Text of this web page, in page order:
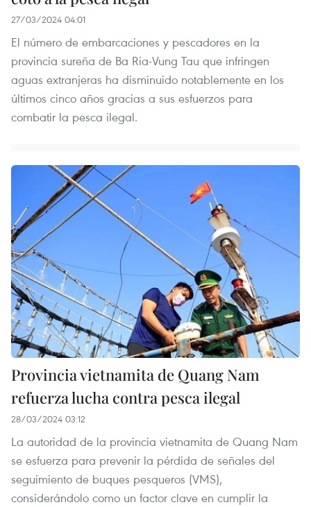
27/03/2024 04:01
El número de embarcaciones y pescadores en la
provincia sureña de Ba Ria-Vung Tau que infringen
aguas extranjeras ha disminuido notablemente en los
últimos cinco años gracias a sus esfuerzos para
combatir la pesca ilegal.
Provincia vietnamita de Quang Nam
refuerza lucha contra pesca ilegal
28/03/2024 03:12
La autoridad de la provincia vietnamita de Quang Nam
se esfuerza para prevenir la pérdida de señales del
seguimiento de buques pesqueros (VMS),
considerándolo como un factor clave en cumplir la